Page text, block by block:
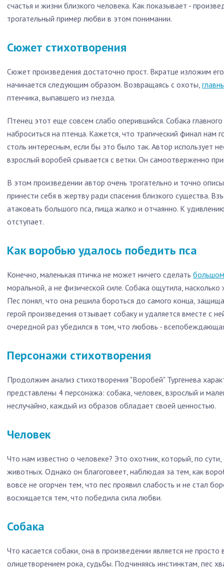
счастья и жизни близкого человека. Как показывает -
трогательный пример любви в этом понимании.
Сюжет стихотворения
Сюжет произведения достаточно прост. Вкратце изложим
начинается следующим образом. Возвращаясь с охоты,
птенчика, выпавшего из гнезда.
Птенец этот еще совсем слабо оперившийся. Собака
наброситься на птенца. Кажется, что трагический финал нам
столь интересным, если бы это было так. Автор использует
взрослый воробей срывается с ветки. Он самоотверженно
В этом произведении автор очень трогательно и точно
принести себя в жертву ради спасения близкого существа.
атаковать большого пса, пища жалко и отчаянно. К
отступает.
Как воробью удалось победить пса
Конечно, маленькая птичка не может ничего сделать
моральной, а не физической силе. Собака ощутила,
Пес понял, что она решила бороться до самого конца,
герой произведения отзывает собаку и удаляется вместе с
очередной раз убедился в том, что любовь -
Персонажи стихотворения
Продолжим анализ стихотворения "Воробей" Тургенева
представлены 4 персонажа: собака, человек, взрослый и
неслучайно, каждый из образов обладает своей ценностью.
Человек
Что нам известно о человеке? Это охотник, который, по
животных. Однако он благоговеет, наблюдая за тем, как
вовсе не огорчен тем, что пес проявил слабость и не стал
восхищается тем, что победила сила любви.
Собака
Что касается собаки, она в произведении является не
олицетворением рока, судьбы. Подчиняясь инстинктам, пес